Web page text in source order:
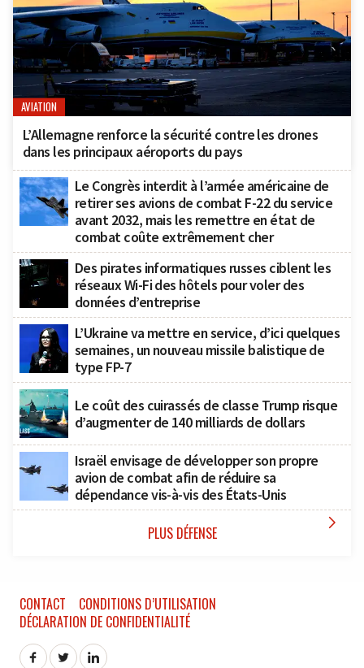
AVIATION
L’Allemagne renforce la sécurité contre les drones
dans les principaux aéroports du pays
Le Congrès interdit à l’armée américaine de
retirer ses avions de combat F-22 du service
avant 2032, mais les remettre en état de
combat coûte extrêmement cher
Des pirates informatiques russes ciblent les
réseaux Wi-Fi des hôtels pour voler des
données d’entreprise
L’Ukraine va mettre en service, d’ici quelques
semaines, un nouveau missile balistique de
type FP-7
Le coût des cuirassés de classe Trump risque
d’augmenter de 140 milliards de dollars
Israël envisage de développer son propre
avion de combat afin de réduire sa
dépendance vis-à-vis des États-Unis
PLUS DÉFENSE 
CONTACT
CONDITIONS D’UTILISATION
DÉCLARATION DE CONFIDENTIALITÉ